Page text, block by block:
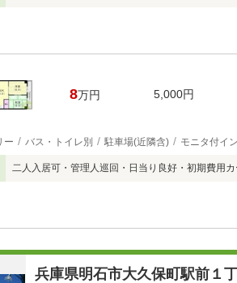
8万円 5,000円
ー バス・トイレ別 駐車場(近隣含) モニタ付イ
二人入居可・管理人巡回・日当り良好・初期費用
兵庫県明石市大久保町駅前１